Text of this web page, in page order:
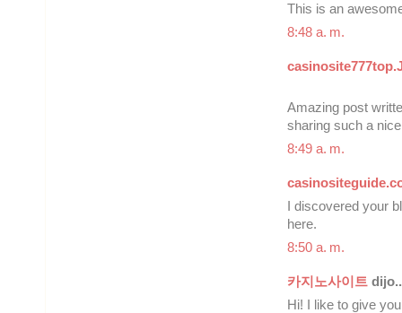
This is an
8:48 a. m.
Amazing post
sharing such a
8:49 a. m.
I discovered your
here.
8:50 a. m.
카지노사이트
Hi! I like to give